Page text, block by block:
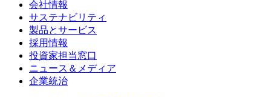
会社情報
サステナビリティ
製品とサービス
採用情報
投資家担当窓口
ニュース＆メディア
企業統治